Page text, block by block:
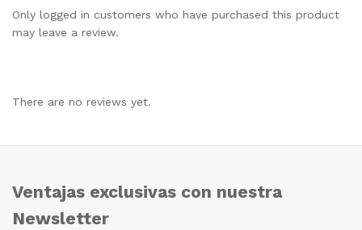
Only logged in customers who have purchased this product
may leave a review.
There are no reviews yet.
Ventajas exclusivas con nuestra
Newsletter